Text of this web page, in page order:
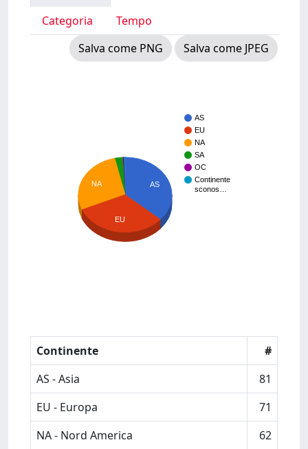
Categoria
Tempo
Salva come PNG
Salva come JPEG
AS
EU
NA
SA
OC
Continente
sconos…
AS
NA
EU
Continente
#
AS - Asia
81
EU - Europa
71
NA - Nord America
62